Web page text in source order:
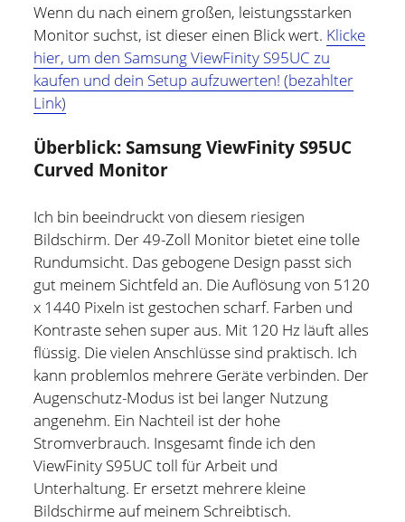
und bin zur Zeit für Prozesse, Methoden und Tools
(PMT) im Compute Middleware Bereich bei der ETAS
GmbH verantwortlich.
In meiner Freizeit bin ich Blogger und Webdesigner und
lesenswerte (Fach-) Bücher und Blogs.
"Über mich" Seitenachlesen.
Wenn du nach einem großen, leistungsstarken
Monitor suchst, ist dieser einen Blick wert. Klicke
hier, um den Samsung ViewFinity S95UC zu
kaufen und dein Setup aufzuwerten! (bezahlter
Link)
Überblick: Samsung ViewFinity S95UC
Curved Monitor
Ich bin beeindruckt von diesem riesigen
Bildschirm. Der 49-Zoll Monitor bietet eine tolle
Rundumsicht. Das gebogene Design passt sich
gut meinem Sichtfeld an. Die Auflösung von 5120
x 1440 Pixeln ist gestochen scharf. Farben und
Kontraste sehen super aus. Mit 120 Hz läuft alles
flüssig. Die vielen Anschlüsse sind praktisch. Ich
kann problemlos mehrere Geräte verbinden. Der
Augenschutz-Modus ist bei langer Nutzung
angenehm. Ein Nachteil ist der hohe
Stromverbrauch. Insgesamt finde ich den
ViewFinity S95UC toll für Arbeit und
Unterhaltung. Er ersetzt mehrere kleine
Bildschirme auf meinem Schreibtisch.